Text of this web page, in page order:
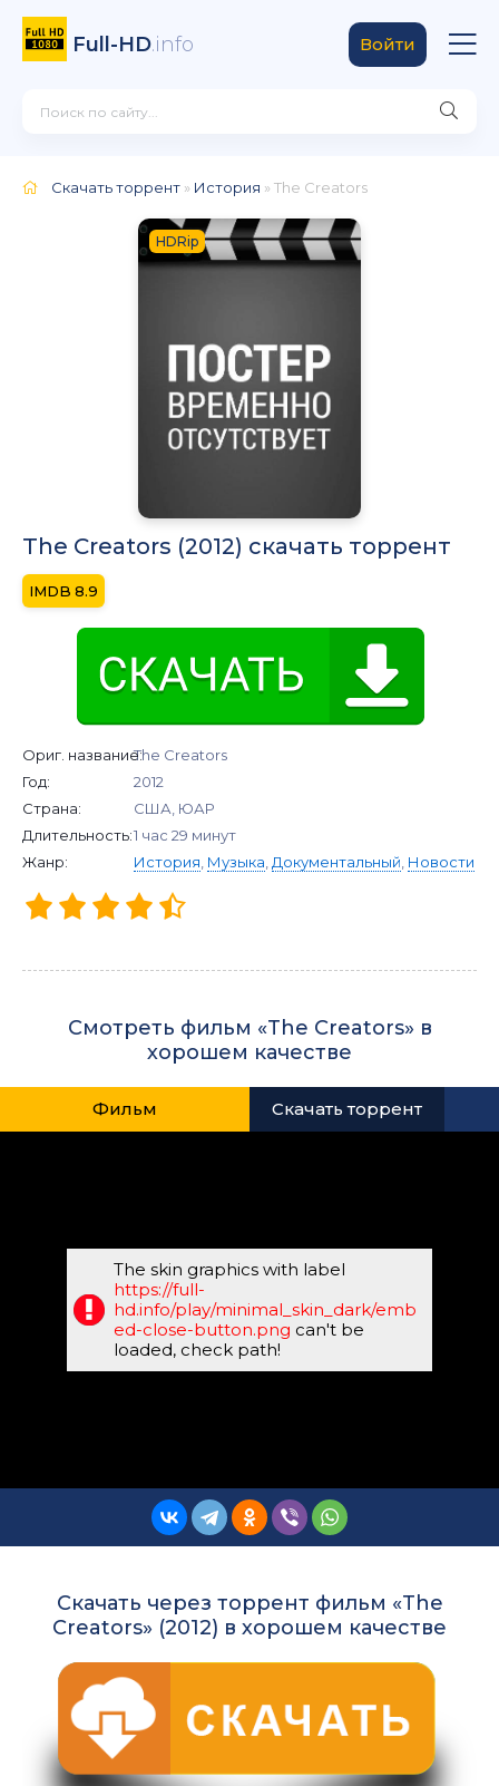
Full-HD.info Войти
Скачать торрент » История » The Creators
HDRip
The Creators (2012) скачать торрент
8.9
Ориг. название:The Creators
Год:
2012
Страна:
США, ЮАР
Длительность:1 час 29 минут
Жанр:
История Музыка Документальный Новости
Смотреть фильм «The Creators» в
хорошем качестве
Фильм Скачать торрент
The skin graphics with label
https://full-
hd.info/play/minimal_skin_dark/emb
ed-close-button.png can't be
loaded, check path!
Скачать через торрент фильм «The
Creators» (2012) в хорошем качестве